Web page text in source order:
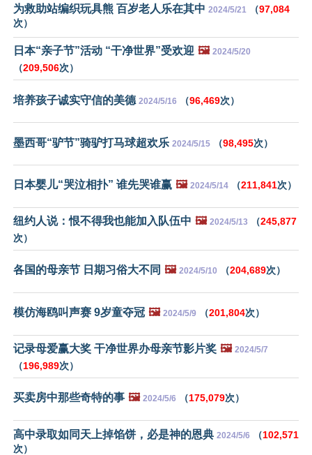
为救助站编织玩具熊 百岁老人乐在其中 2024/5/21 （97,084
次）
日本“亲子节”活动 “干净世界”受欢迎 🖼️ 2024/5/20
（209,506次）
培养孩子诚实守信的美德 2024/5/16 （96,469次）
墨西哥“驴节”骑驴打马球超欢乐 2024/5/15 （98,495次）
日本婴儿“哭泣相扑” 谁先哭谁赢 🖼️ 2024/5/14 （211,841次）
纽约人说：恨不得我也能加入队伍中 🖼️ 2024/5/13 （245,877
次）
各国的母亲节 日期习俗大不同 🖼️ 2024/5/10 （204,689次）
模仿海鸥叫声赛 9岁童夺冠 🖼️ 2024/5/9 （201,804次）
记录母爱赢大奖 干净世界办母亲节影片奖 🖼️ 2024/5/7
（196,989次）
买卖房中那些奇特的事 🖼️ 2024/5/6 （175,079次）
高中录取如同天上掉馅饼，必是神的恩典 2024/5/6 （102,571
次）